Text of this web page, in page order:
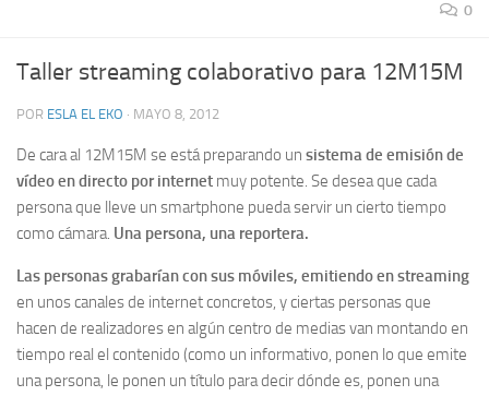
0
Taller streaming colaborativo para 12M15M
POR ESLA EL EKO · MAYO 8, 2012
De cara al 12M15M se está preparando un sistema de emisión de
vídeo en directo por internet muy potente. Se desea que cada
persona que lleve un smartphone pueda servir un cierto tiempo
como cámara. Una persona, una reportera.
Las personas grabarían con sus móviles, emitiendo en streaming
en unos canales de internet concretos, y ciertas personas que
hacen de realizadores en algún centro de medias van montando en
tiempo real el contenido (como un informativo, ponen lo que emite
una persona, le ponen un título para decir dónde es, ponen una